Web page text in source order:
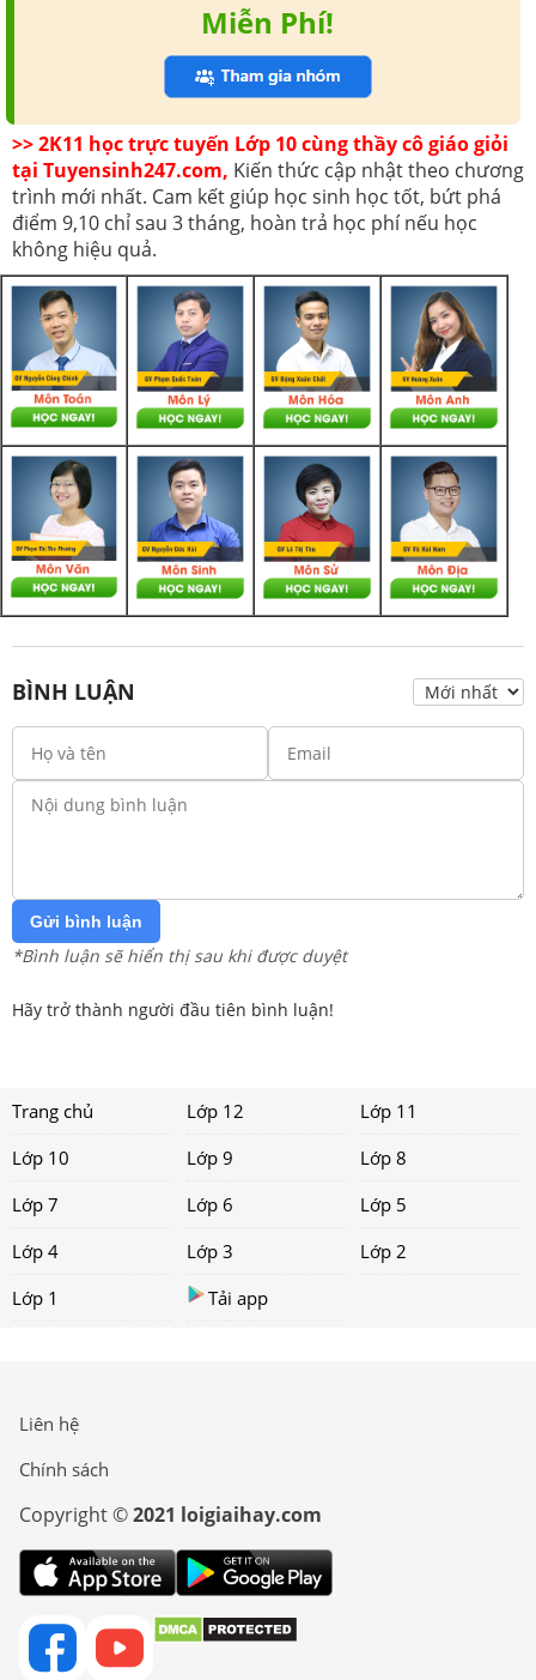
Miễn Phí!
>> 2K11 học trực tuyến Lớp 10 cùng thầy cô giáo giỏi
tại Tuyensinh247.com, Kiến thức cập nhật theo chương
trình mới nhất. Cam kết giúp học sinh học tốt, bứt phá
điểm 9,10 chỉ sau 3 tháng, hoàn trả học phí nếu học
không hiệu quả.
BÌNH LUẬN
Gửi bình luận
*Bình luận sẽ hiển thị sau khi được duyệt
Hãy trở thành người đầu tiên bình luận!
Trang chủ Lớp 12
Lớp 11
Lớp 10
Lớp 9
Lớp 8
Lớp 7
Lớp 6
Lớp 5
Lớp 4
Lớp 3
Lớp 2
Lớp 1
Tải app
Liên hệ
Chính sách
Copyright ©2021 loigiaihay.com